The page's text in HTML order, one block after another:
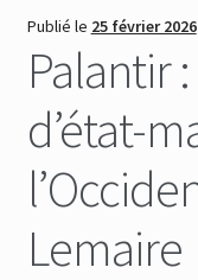
Auteurs
Actualités
Contact
Commande
Publié le 25 février 2026
Palantir
d’état-
Lemaire